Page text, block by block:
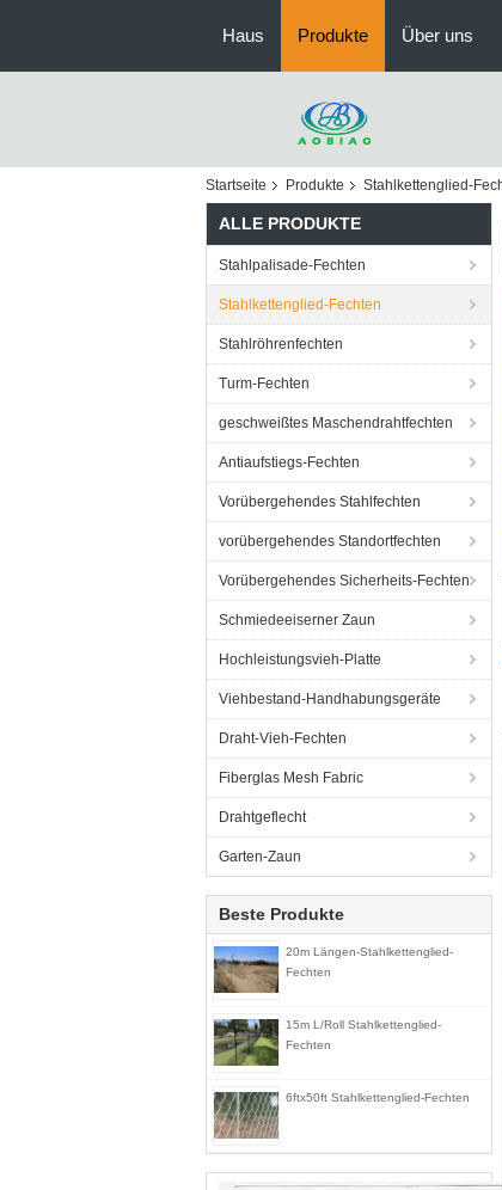
Haus Produkte Über uns
Startseite Produkte Stahlkettenglied-
ALLE PRODUKTE
Stahlpalisade-Fechten
Stahlkettenglied-Fechten
Stahlröhrenfechten
Turm-Fechten
geschweißtes Maschendrahtfechten
Antiaufstiegs-Fechten
Vorübergehendes Stahlfechten
vorübergehendes Standortfechten
Vorübergehendes Sicherheits-Fechten
Schmiedeeiserner Zaun
Hochleistungsvieh-Platte
Viehbestand-Handhabungsgeräte
Draht-Vieh-Fechten
Fiberglas Mesh Fabric
Drahtgeflecht
Garten-Zaun
Beste Produkte
20m Längen-Stahlkettenglied-
Fechten
15m L/Roll Stahlkettenglied-
Fechten
6ftx50ft Stahlkettenglied-Fechten